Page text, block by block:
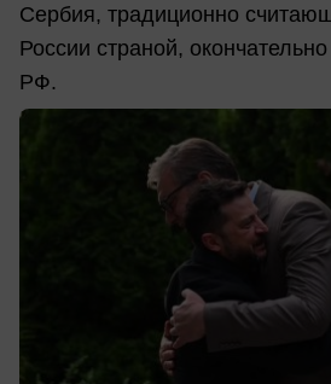
Сербия, традиционно
России страной,
РФ.